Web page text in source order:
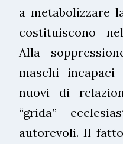
a metabolizzare
costituiscono
Alla
maschi
nuovi di
“grida”
autorevoli. Il